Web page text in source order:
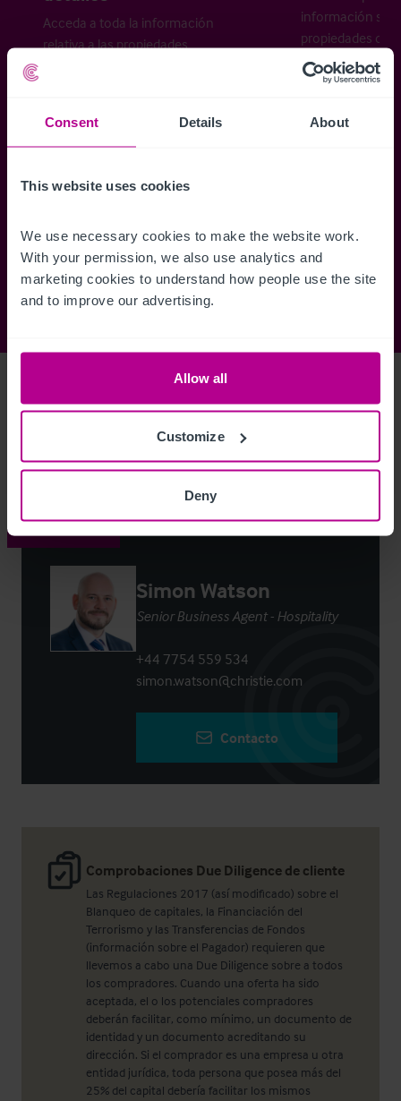
Consent Details About
This website uses cookies
We use necessary cookies to make the website work.
With your permission, we also use analytics and
marketing cookies to understand how people use the site
and to improve our advertising.
Allow all
Customize
Deny
Acceda a toda la información
relativa a las propiedades
información
propiedades
cómo desea
Regístrese ahora
to view full details
Comprobaciones Due Diligence de cliente
Las Regulaciones 2017 (así modificado) sobre el
Blanqueo de capitales, la Financiación del
Terrorismo y las Transferencias de Fondos
(información sobre el Pagador) requieren que
llevemos a cabo una Due Diligence sobre a todos
los compradores. Cuando una oferta ha sido
aceptada, el o los potenciales compradores
deberán facilitar, como mínimo, un documento de
identidad y un documento acreditando su
dirección. Si el comprador es una empresa u otra
entidad jurídica, toda persona que posea más del
25% del capital debería facilitar los mismos
Contacto
Simon Watson
Senior Business Agent - Hospitality
+44 7754 559 534
simon.watson@christie.com
Contacto